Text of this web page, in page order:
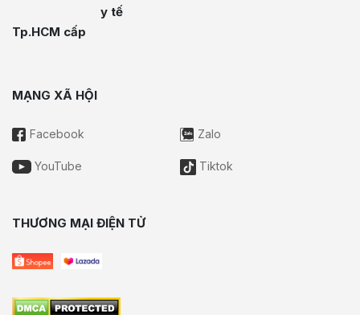
y tế
Tp.HCM cấp
MẠNG XÃ HỘI
Facebook Zalo
YouTube Tiktok
THƯƠNG MẠI ĐIỆN TỬ